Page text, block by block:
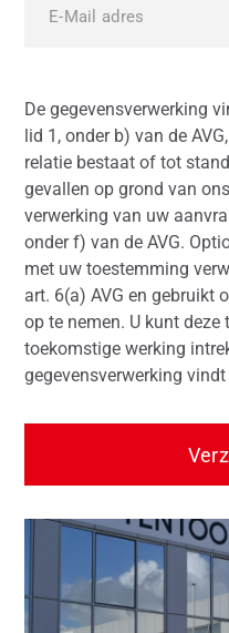
De gegevensverwerking
lid 1, onder b) van de
relatie bestaat of tot
gevallen op grond van
verwerking van uw
onder f) van de AVG.
met uw toestemming
art. 6(a) AVG en gebruikt
op te nemen. U kunt
toekomstige werking
gegevensverwerking